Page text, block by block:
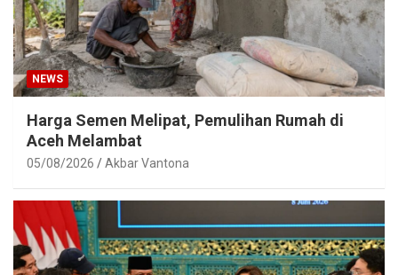
NEWS
Harga Semen Melipat, Pemulihan Rumah di
Aceh Melambat
05/08/2026 Akbar Vantona